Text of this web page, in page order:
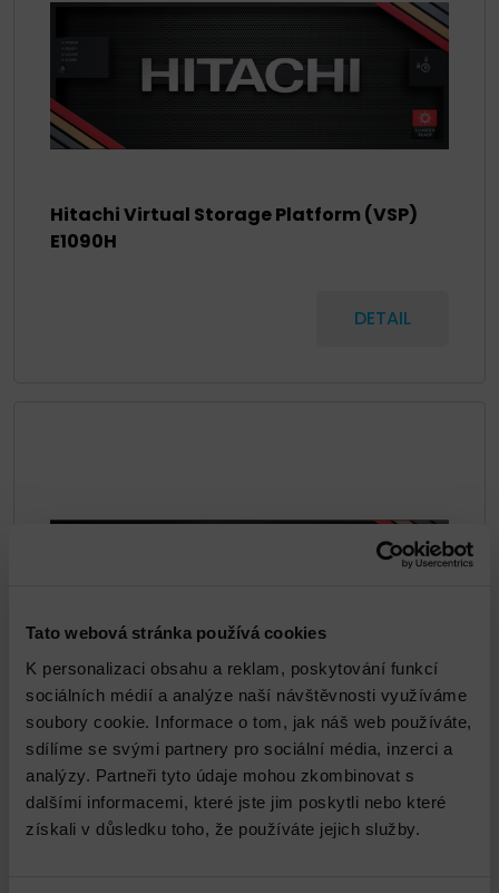
Tato webová stránka používá cookies
K personalizaci obsahu a reklam, poskytování funkcí
sociálních médií a analýze naší návštěvnosti využíváme
soubory cookie. Informace o tom, jak náš web používáte,
sdílíme se svými partnery pro sociální média, inzerci a
analýzy. Partneři tyto údaje mohou zkombinovat s
dalšími informacemi, které jste jim poskytli nebo které
získali v důsledku toho, že používáte jejich služby.
Hitachi Virtual Storage Platform (VSP)
E1090H
DETAIL
Hitachi Virtual Storage Platform (VSP)
E590H
DETAIL